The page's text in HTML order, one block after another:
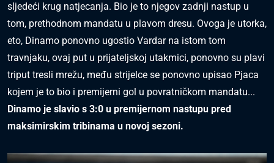
sljedeći krug natjecanja. Bio je to njegov zadnji nastup u
tom, prethodnom mandatu u plavom dresu. Ovoga je utorka,
eto, Dinamo ponovno ugostio Vardar na istom tom
travnjaku, ovaj put u prijateljskoj utakmici, ponovno su plavi
triput tresli mrežu, među strijelce se ponovno upisao Pjaca
kojem je to bio i premijerni gol u povratničkom mandatu...
Dinamo je slavio s 3:0 u premijernom nastupu pred
maksimirskim tribinama u novoj sezoni.